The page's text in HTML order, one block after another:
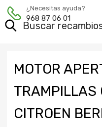
¿Necesitas ayuda?
968 87 06 01
MOTOR
TRAMPILLAS
CITROEN